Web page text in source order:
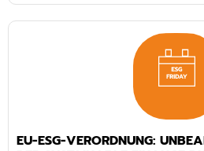
EU-ESG-VERORDNUNG: